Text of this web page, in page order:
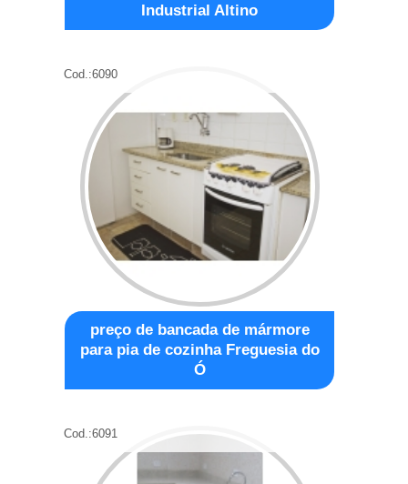
Industrial Altino
Cod.:6090
preço de bancada de mármore
para pia de cozinha Freguesia do
Ó
Cod.:6091